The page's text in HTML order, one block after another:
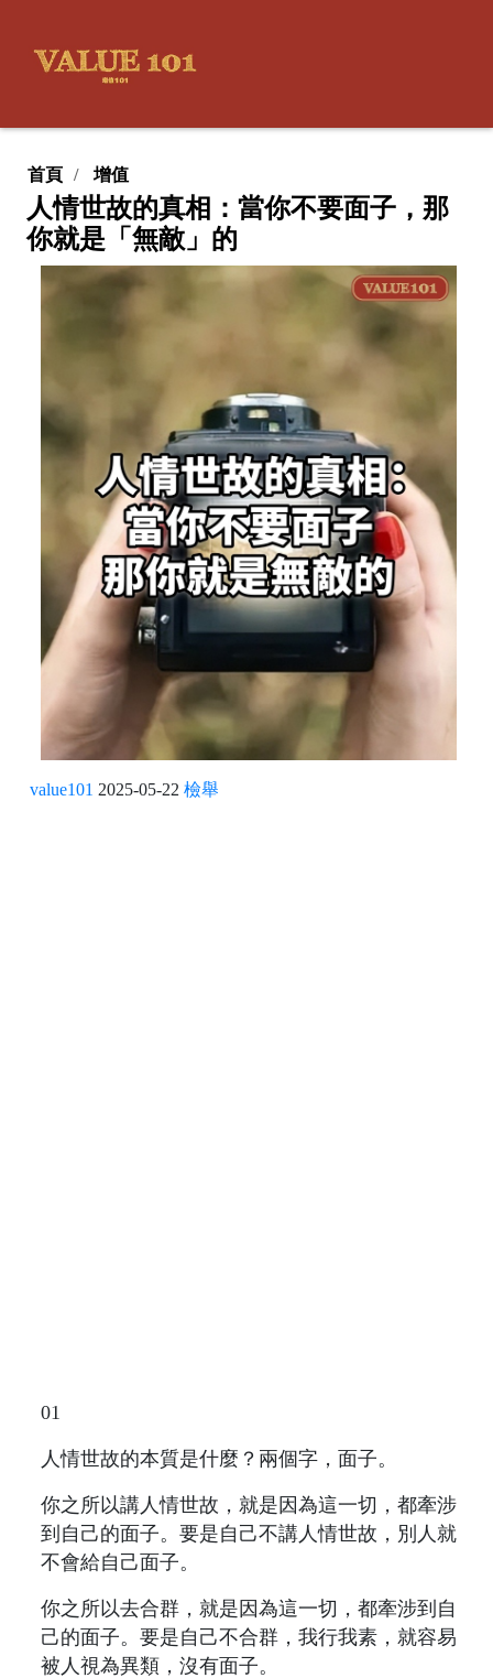
首頁 增值
人情世故的真相：當你不要面子，那
你就是「無敵」的
value101 2025-05-22 檢舉
01
人情世故的本質是什麼？兩個字，面子。
你之所以講人情世故，就是因為這一切，都牽涉
到自己的面子。要是自己不講人情世故，別人就
不會給自己面子。
你之所以去合群，就是因為這一切，都牽涉到自
己的面子。要是自己不合群，我行我素，就容易
被人視為異類，沒有面子。